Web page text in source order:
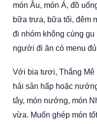
món Âu, món Á, đồ
bữa trưa, bữa tối, đêm
đi nhóm không cùng
người đi ăn có menu
Với bia tươi, Thắng Mê
hải sản hấp hoặc
tây, món nướng, món
vừa. Muốn ghép món